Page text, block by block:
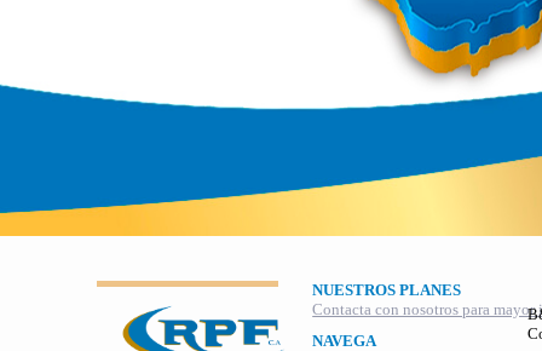
NUESTROS PLANES
Contacta con nosotros para
NAVEGA